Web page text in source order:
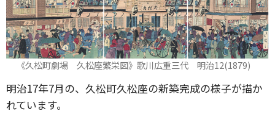
《久松町劇場 久松座繁栄図》歌川広重三代 明治12(1879)
明治17年7月の、久松町久松座の新築完成の様子が描か
れています。